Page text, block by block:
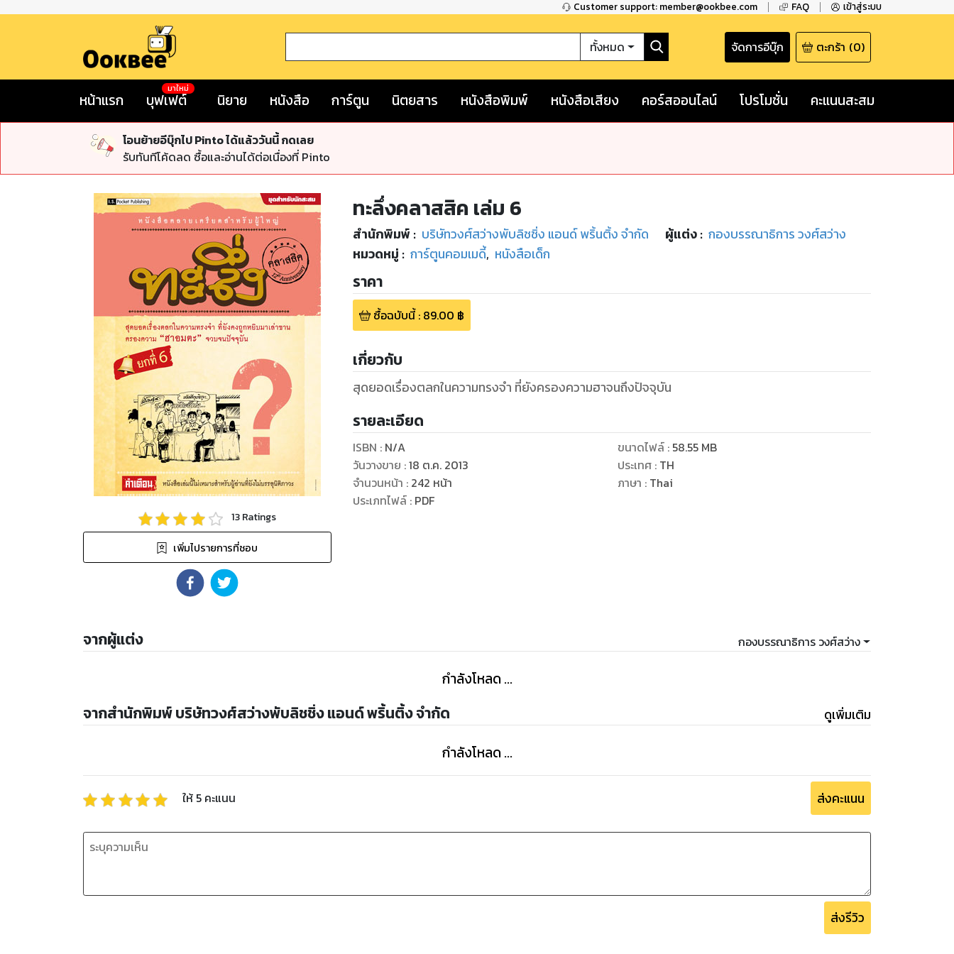
Customer support: member@ookbee.com FAQ เข้าสู่ระบบ
ทั้งหมด จัดการอีบุ๊ก ตะกร้า (0)
หน้าแรก บุฟเฟต์
มาใหม่
นิยาย หนังสือ การ์ตูน นิตยสาร หนังสือพิมพ์ หนังสือเสียง คอร์สออนไลน์ โปรโมชั่น คะแนนสะสม
โอนย้ายอีบุ๊กไป Pinto ได้แล้ววันนี้ กดเลย
รับทันทีโค้ดลด ซื้อและอ่านได้ต่อเนื่องที่ Pinto
13Ratings
เพิ่มไปรายการที่ชอบ
ทะลึ่งคลาสสิค เล่ม 6
สำนักพิมพ์ : บริษัทวงศ์สว่างพับลิชชิ่ง แอนด์ พริ้นติ้ง จำกัด ผู้แต่ง : กองบรรณาธิการ วงศ์สว่าง
หมวดหมู่ : การ์ตูนคอมเมดี้, หนังสือเด็ก
ราคา
ซื้อฉบับนี้: 89.00 ฿
เกี่ยวกับ
สุดยอดเรื่องตลกในความทรงจำ ที่ยังครองความฮาจนถึงปัจจุบัน
รายละเอียด
ISBN : N/A
วันวางขาย :18 ต.ค. 2013
จำนวนหน้า : 242 หน้า
ประเภทไฟล์: PDF
ขนาดไฟล์: 58.55 MB
ประเทศ : TH
ภาษา : Thai
จากผู้แต่ง กองบรรณาธิการ วงศ์สว่าง
กำลังโหลด ...
จากสำนักพิมพ์ บริษัทวงศ์สว่างพับลิชชิ่ง แอนด์ พริ้นติ้ง จำกัด ดูเพิ่มเติม
กำลังโหลด ...
ให้ 5 คะแนน ส่งคะแนน
ส่งรีวิว